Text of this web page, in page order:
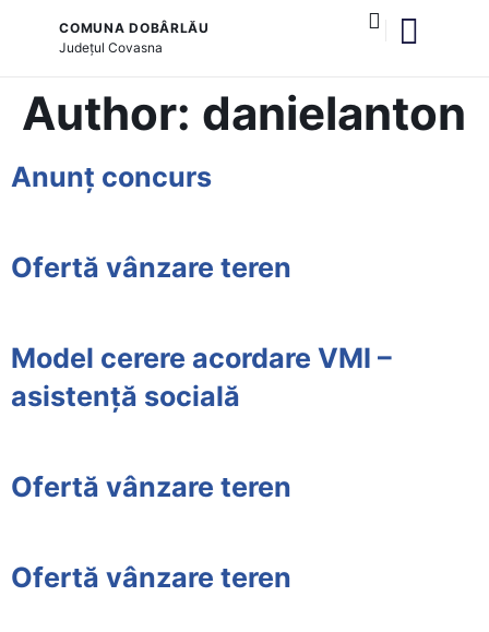
COMUNA DOBÂRLĂU
JudețulCovasna
Author: danielanton
Anunț concurs
Ofertă vânzare teren
Model cerere acordare VMI –
asistență socială
Ofertă vânzare teren
Ofertă vânzare teren